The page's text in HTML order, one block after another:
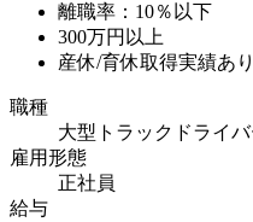
離職率：10％以下
300万円以上
産休/育休取得実績あり
職種
大型トラックドライバ
雇用形態
正社員
給与